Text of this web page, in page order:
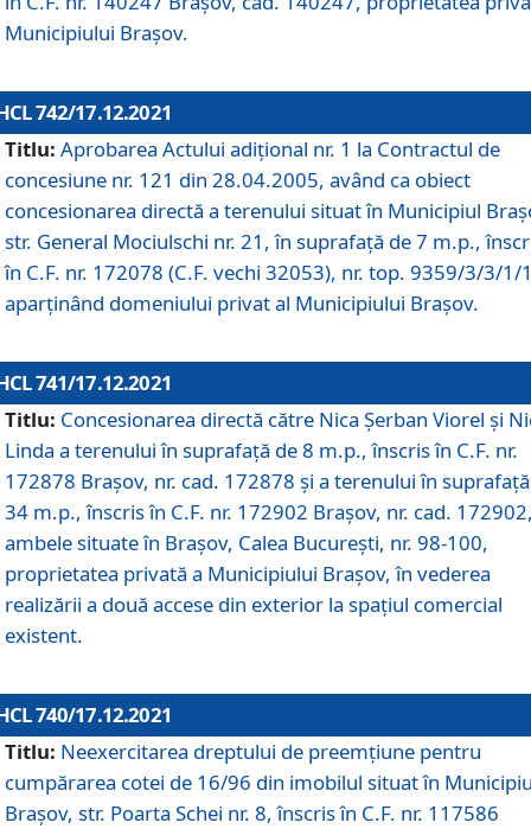
Municipiului Brașov.
742/17.12.2021
Titlu: Aprobarea Actului adiţional nr. 1 la Contractul de
concesiune nr. 121 din 28.04.2005, având ca obiect
concesionarea directă a terenului situat în Municipiul
str. General Mociulschi nr. 21, în suprafață de 7 m.p.,
în C.F. nr. 172078 (C.F. vechi 32053), nr. top. 9359/3/3/1/
aparținând domeniului privat al Municipiului Brașov.
741/17.12.2021
Titlu: Concesionarea directă către Nica Șerban Viorel și
Linda a terenului în suprafață de 8 m.p., înscris în C.F. nr.
172878 Brașov, nr. cad. 172878 și a terenului în
34 m.p., înscris în C.F. nr. 172902 Brașov, nr. cad.
ambele situate în Brașov, Calea București, nr. 98-100,
proprietatea privată a Municipiului Brașov, în vederea
realizării a două accese din exterior la spațiul comercial
existent.
740/17.12.2021
Titlu: Neexercitarea dreptului de preemţiune pentru
cumpărarea cotei de 16/96 din imobilul situat în
Braşov, str. Poarta Schei nr. 8, înscris în C.F. nr. 117586